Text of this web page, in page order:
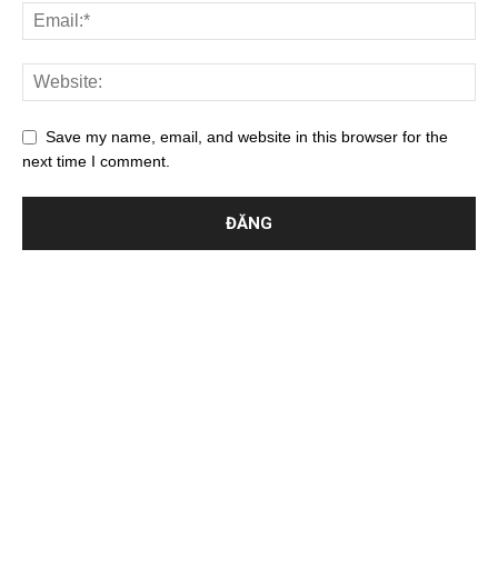
Save my name, email, and website in this browser for the
next time I comment.